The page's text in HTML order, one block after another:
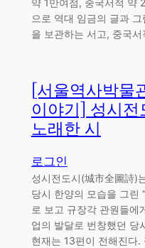
약 1만여점, 중국서적 약
으로 역대 임금의 글과
을 보관하는 서고, 중국
[서울역사박물
이야기] 성시
노래한 시
로그인
성시전도시(城市全圖詩)
당시 한양의 모습을 그린
로 보고 규장각 관원들에
업의 발달로 번창했던 당
현재는 13편이 전해진다.